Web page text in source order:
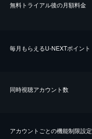
無料トライアル後の⽉額料金
毎⽉もらえるU-NEXTポイント
同時視聴アカウント数
アカウントごとの機能制限設定